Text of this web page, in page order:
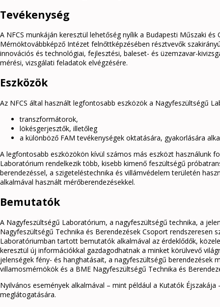
Tevékenység
A NFCS munkáján keresztül lehetőség nyílik a Budapesti Műszaki
Mérnöktovábbképző Intézet felnőttképzésében résztvevők
innovációs és technológiai, fejlesztési, baleset- és üzemzavar-
mérési, vizsgálati feladatok elvégzésére.
Eszközök
Az NFCS által használt legfontosabb eszközök a Nagyfeszültségű
transzformátorok,
lökésgerjesztők, illetőleg
a különböző FAM tevékenységek oktatására, gyakorlására
A legfontosabb eszközökön kívül számos más eszközt használunk
Laboratórium rendelkezik több, kisebb kimenő feszültségű
berendezéssel, a szigeteléstechnika és villámvédelem területén
alkalmával használt mérőberendezésekkel.
Bemutatók
A Nagyfeszültségű Laboratórium, a nagyfeszültségű technika, a
Nagyfeszültségű Technika és Berendezések Csoport
Laboratóriumban tartott bemutatók alkalmával az érdeklődők,
keresztül új információkkal gazdagodhatnak a minket körülvevő
jelenségek fény- és hanghatásait, a nagyfeszültségű
villamosmérnökök és a BME Nagyfeszültségű Technika és
Nyilvános események alkalmával – mint például a Kutatók
meglátogatására.